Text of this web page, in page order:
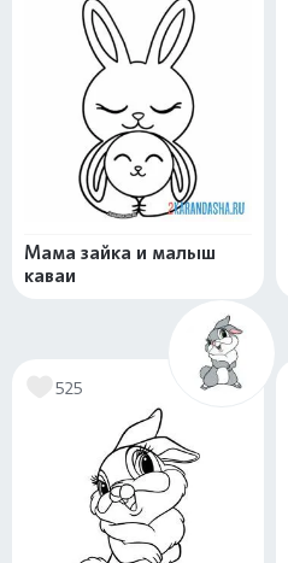
Мама зайка и малыш
каваи
525